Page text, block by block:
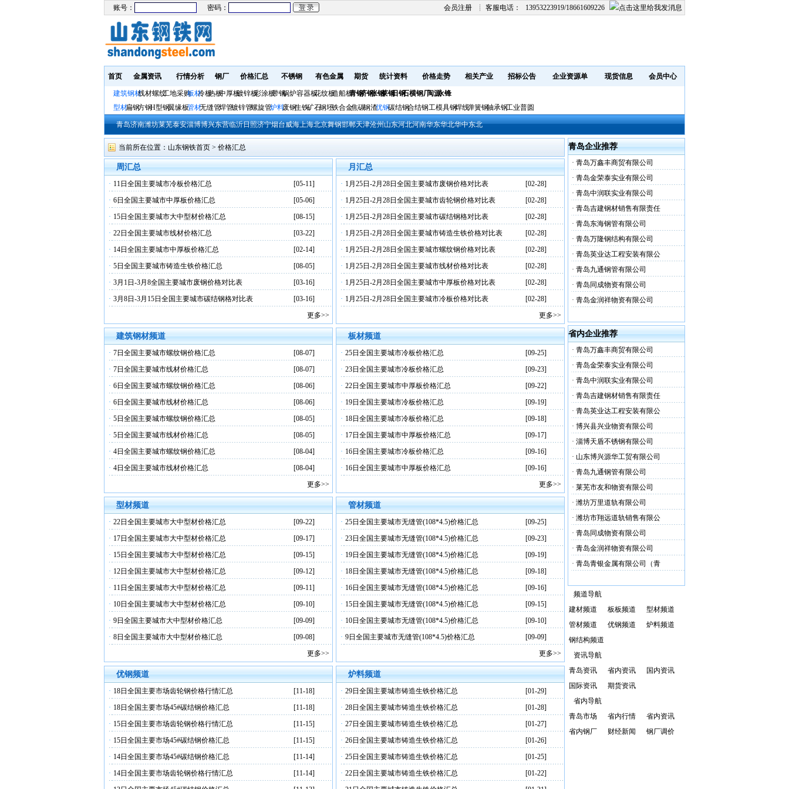
账号： 密码： 13953223919/18661609226
┊ 客服电话：
会员注册
首页 金属资讯 行情分析 钢厂 价格汇总 不锈钢 有色金属 期货 统计资料 价格走势 相关产业 招标公告 企业资源单 现货信息 会员中心
建筑钢材线材螺纹工地采购板材冷板热板中厚板镀锌板彩涂板带钢锅炉容器板花纹板造船板青钢济钢张钢莱钢日钢石横钢厂闽源永锋
型材扁钢方钢H型钢翼缘板管材无缝管焊管镀锌管螺旋管炉料废钢生铁矿石钢坯铁合金焦碳钢渣优钢碳结钢合结钢工模具钢焊线弹簧钢轴承钢工业普圆
青岛济南潍坊莱芜泰安淄博博兴东营临沂日照济宁烟台威海上海北京舞钢邯郸天津沧州山东河北河南华东华北华中东北
当前所在位置： 山东钢铁首页 > 价格汇总
周汇总
· 11日全国主要城市冷板价格汇总
[05-11]
· 6日全国主要城市中厚板价格汇总
[05-06]
· 15日全国主要城市大中型材价格汇总
[08-15]
· 22日全国主要城市线材价格汇总
[03-22]
· 14日全国主要城市中厚板价格汇总
[02-14]
· 5日全国主要城市铸造生铁价格汇总
[08-05]
· 3月1日-3月8全国主要城市废钢价格对比表
[03-16]
· 3月8日-3月15日全国主要城市碳结钢格对比表
[03-16]
更多>>
月汇总
· 1月25日-2月28日全国主要城市废钢价格对比表
[02-28]
· 1月25日-2月28日全国主要城市齿轮钢价格对比表
[02-28]
· 1月25日-2月28日全国主要城市碳结钢格对比表
[02-28]
· 1月25日-2月28日全国主要城市铸造生铁价格对比表
[02-28]
· 1月25日-2月28日全国主要城市螺纹钢价格对比表
[02-28]
· 1月25日-2月28日全国主要城市线材价格对比表
[02-28]
· 1月25日-2月28日全国主要城市中厚板价格对比表
[02-28]
· 1月25日-2月28日全国主要城市冷板价格对比表
[02-28]
更多>>
建筑钢材频道
· 7日全国主要城市螺纹钢价格汇总
[08-07]
· 7日全国主要城市线材价格汇总
[08-07]
· 6日全国主要城市螺纹钢价格汇总
[08-06]
· 6日全国主要城市线材价格汇总
[08-06]
· 5日全国主要城市螺纹钢价格汇总
[08-05]
· 5日全国主要城市线材价格汇总
[08-05]
· 4日全国主要城市螺纹钢价格汇总
[08-04]
· 4日全国主要城市线材价格汇总
[08-04]
更多>>
板材频道
· 25日全国主要城市冷板价格汇总
[09-25]
· 23日全国主要城市冷板价格汇总
[09-23]
· 22日全国主要城市中厚板价格汇总
[09-22]
· 19日全国主要城市冷板价格汇总
[09-19]
· 18日全国主要城市冷板价格汇总
[09-18]
· 17日全国主要城市中厚板价格汇总
[09-17]
· 16日全国主要城市冷板价格汇总
[09-16]
· 16日全国主要城市中厚板价格汇总
[09-16]
更多>>
型材频道
· 22日全国主要城市大中型材价格汇总
[09-22]
· 17日全国主要城市大中型材价格汇总
[09-17]
· 15日全国主要城市大中型材价格汇总
[09-15]
· 12日全国主要城市大中型材价格汇总
[09-12]
· 11日全国主要城市大中型材价格汇总
[09-11]
· 10日全国主要城市大中型材价格汇总
[09-10]
· 9日全国主要城市大中型材价格汇总
[09-09]
· 8日全国主要城市大中型材价格汇总
[09-08]
更多>>
管材频道
· 25日全国主要城市无缝管(108*4.5)价格汇总
[09-25]
· 23日全国主要城市无缝管(108*4.5)价格汇总
[09-23]
· 19日全国主要城市无缝管(108*4.5)价格汇总
[09-19]
· 18日全国主要城市无缝管(108*4.5)价格汇总
[09-18]
· 16日全国主要城市无缝管(108*4.5)价格汇总
[09-16]
· 15日全国主要城市无缝管(108*4.5)价格汇总
[09-15]
· 10日全国主要城市无缝管(108*4.5)价格汇总
[09-10]
· 9日全国主要城市无缝管(108*4.5)价格汇总
[09-09]
更多>>
优钢频道
· 18日全国主要市场齿轮钢价格行情汇总
[11-18]
· 18日全国主要市场45#碳结钢价格汇总
[11-18]
· 15日全国主要市场齿轮钢价格行情汇总
[11-15]
· 15日全国主要市场45#碳结钢价格汇总
[11-15]
· 14日全国主要市场45#碳结钢价格汇总
[11-14]
· 14日全国主要市场齿轮钢价格行情汇总
[11-14]
炉料频道
· 29日全国主要城市铸造生铁价格汇总
[01-29]
· 28日全国主要城市铸造生铁价格汇总
[01-28]
· 27日全国主要城市铸造生铁价格汇总
[01-27]
· 26日全国主要城市铸造生铁价格汇总
[01-26]
· 25日全国主要城市铸造生铁价格汇总
[01-25]
· 22日全国主要城市铸造生铁价格汇总
[01-22]
青岛企业推荐
· 青岛万鑫丰商贸有限公司
· 青岛金荣泰实业有限公司
· 青岛中润联实业有限公司
· 青岛吉建钢材销售有限责任
· 青岛东海钢管有限公司
· 青岛万隆钢结构有限公司
· 青岛英业达工程安装有限公
· 青岛九通钢管有限公司
· 青岛同成物资有限公司
· 青岛金润祥物资有限公司
省内企业推荐
· 青岛万鑫丰商贸有限公司
· 青岛金荣泰实业有限公司
· 青岛中润联实业有限公司
· 青岛吉建钢材销售有限责任
· 青岛英业达工程安装有限公
· 博兴县兴业物资有限公司
· 淄博天盾不锈钢有限公司
· 山东博兴源华工贸有限公司
· 青岛九通钢管有限公司
· 莱芜市友和物资有限公司
· 潍坊万里道轨有限公司
· 潍坊市翔远道轨销售有限公
· 青岛同成物资有限公司
· 青岛金润祥物资有限公司
· 青岛青银金属有限公司（青
频道导航
建材频道
板板频道
型材频道
管材频道
优钢频道
炉料频道
钢结构频道
资讯导航
青岛资讯
省内资讯
国内资讯
国际资讯
期货资讯
省内导航
青岛市场
省内行情
省内资讯
省内钢厂
财经新闻 钢厂调价